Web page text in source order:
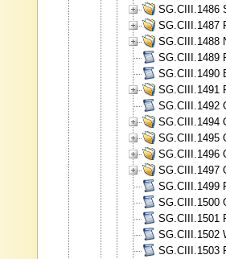
SG.CIII.1486
SG.CIII.1487
SG.CIII.1488
SG.CIII.1489
SG.CIII.1490
SG.CIII.1491
SG.CIII.1492
SG.CIII.1494
SG.CIII.1495
SG.CIII.1496
SG.CIII.1497
SG.CIII.1499
SG.CIII.1500
SG.CIII.1501
SG.CIII.1502
SG.CIII.1503